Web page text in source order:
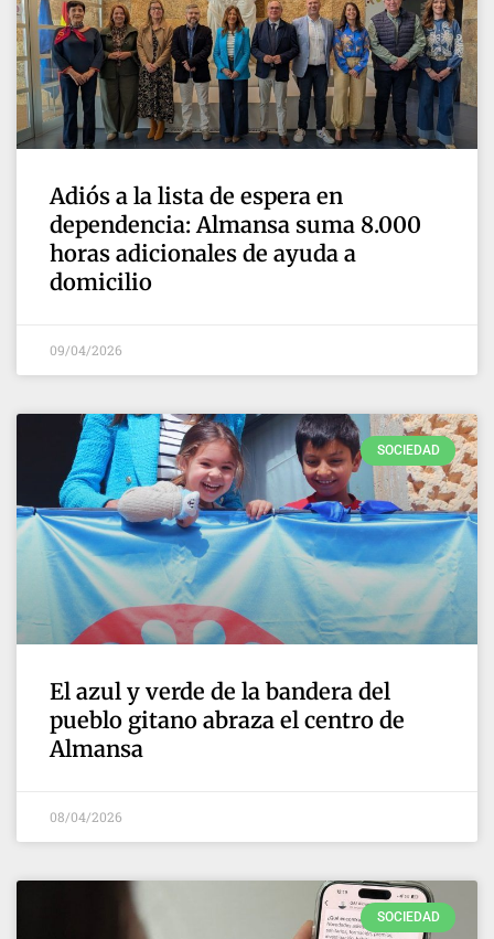
Adiós a la lista de espera en
dependencia: Almansa suma 8.000
horas adicionales de ayuda a
domicilio
09/04/2026
SOCIEDAD
El azul y verde de la bandera del
pueblo gitano abraza el centro de
Almansa
08/04/2026
SOCIEDAD